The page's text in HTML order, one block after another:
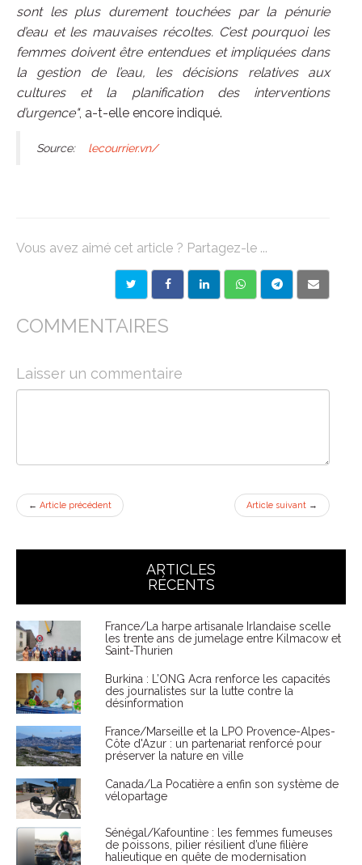
sont les plus durement touchées par la pénurie
d’eau et les mauvaises récoltes. C’est pourquoi les
femmes doivent être entendues et impliquées dans
la gestion de l’eau, les décisions relatives aux
cultures et la planification des interventions
d’urgence", a-t-elle encore indiqué.
Source: lecourrier.vn/
Vous avez aimé cet article ? Partagez-le ...
COMMENTAIRES
Laisser un commentaire
← Article précédent Article suivant →
ARTICLES
RÉCENTS
France/La harpe artisanale Irlandaise scelle
les trente ans de jumelage entre Kilmacow et
Saint-Thurien
Burkina : L’ONG Acra renforce les capacités
des journalistes sur la lutte contre la
désinformation
France/Marseille et la LPO Provence-Alpes-
Côte d'Azur : un partenariat renforcé pour
préserver la nature en ville
Canada/La Pocatière a enfin son système de
vélopartage
Sénégal/Kafountine : les femmes fumeuses
de poissons, pilier résilient d’une filière
halieutique en quête de modernisation